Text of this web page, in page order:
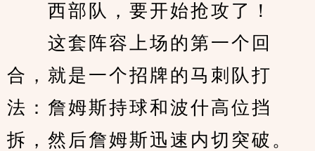
西部队，要开始抢攻了！
这套阵容上场的第一个回
合，就是一个招牌的马刺队打
法：詹姆斯持球和波什高位挡
拆，然后詹姆斯迅速内切突破。